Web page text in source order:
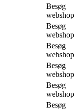
Besøg
webshop
Besøg
webshop
Besøg
webshop
Besøg
webshop
Besøg
webshop
Besøg